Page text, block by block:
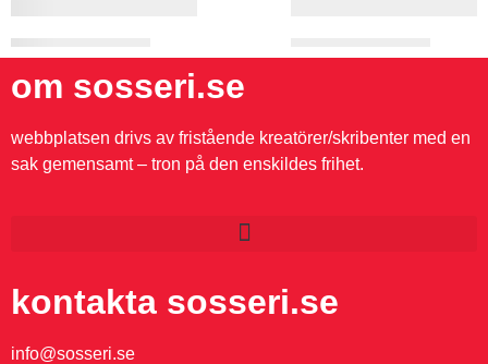
om sosseri.se
webbplatsen drivs av fristående kreatörer/skribenter med en
sak gemensamt – tron på den enskildes frihet.
kontakta sosseri.se
info@sosseri.se